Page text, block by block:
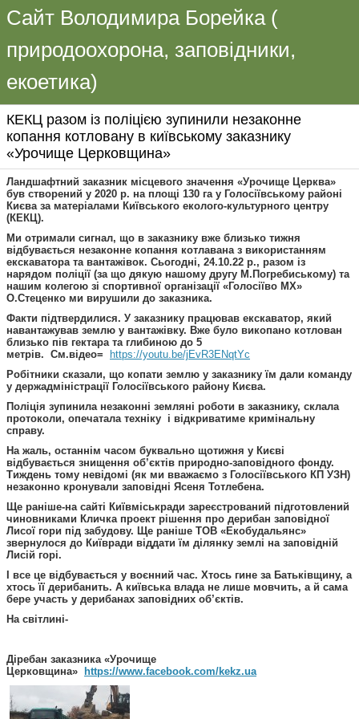
Сайт Володимира Борейка (
природоохорона, заповідники,
екоетика)
КЕКЦ разом із поліцією зупинили незаконне
копання котловану в київському заказнику
«Урочище Церковщина»
Ландшафтний заказник місцевого значення «Урочище Церква»
був створений у 2020 р. на площі 130 га у Голосіївському районі
Києва за матеріалами Київського еколого-культурного центру
(КЕКЦ).
Ми отримали сигнал, що в заказнику вже близько тижня
відбувається незаконне копання котлавана з використанням
екскаватора та вантажівок. Сьогодні, 24.10.22 р., разом із
нарядом поліції (за що дякую нашому другу М.Погребиському) та
нашим колегою зі спортивної організації «Голосіїво MX»
О.Стеценко ми вирушили до заказника.
Факти підтвердилися. У заказнику працював екскаватор, який
навантажував землю у вантажівку. Вже було викопано котлован
близько пів гектара та глибиною до 5
метрів. См.відео=
https://youtu.be/jEvR3ENqtYc
Робітники сказали, що копати землю у заказнику їм дали команду
у держадміністрації Голосіївського району Києва.
Поліція зупинила незаконні земляні роботи в заказнику, склала
протоколи, опечатала техніку і відкриватиме кримінальну
справу.
На жаль, останнім часом буквально щотижня у Києві
відбувається знищення об’єктів природно-заповідного фонду.
Тиждень тому невідомі (як ми вважаємо з Голосіївського КП УЗН)
незаконно кронували заповідні Ясеня Тотлебена.
Ще раніше-на сайті Київміськради зареєстрований підготовлений
чиновниками Кличка проект рішення про дерибан заповідної
Лисої гори під забудову. Ще раніше ТОВ «Екобудальянс»
звернулося до Київради віддати їм ділянку землі на заповідній
Лисій горі.
І все це відбувається у воєнний час. Хтось гине за Батьківщину, а
хтось її дерибанить. А київська влада не лише мовчить, а й сама
бере участь у дерибанах заповідних об’єктів.
На світлині-
Діребан заказника «Урочище
Церковщина»
https://www.facebook.com/kekz.ua